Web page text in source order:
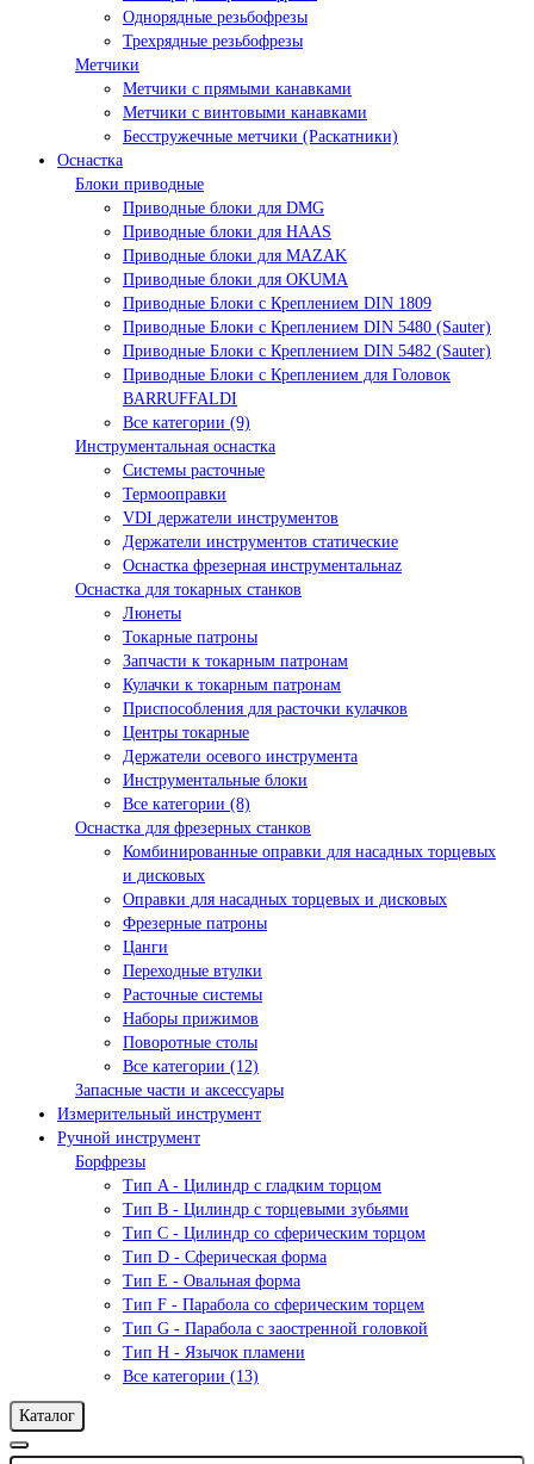
Однорядные резьбофрезы
Трехрядные резьбофрезы
Метчики
Метчики с прямыми канавками
Метчики с винтовыми канавками
Бесстружечные метчики (Раскатники)
Оснастка
Блоки приводные
Приводные блоки для DMG
Приводные блоки для HAAS
Приводные блоки для MAZAK
Приводные блоки для OKUMA
Приводные Блоки с Креплением DIN 1809
Приводные Блоки с Креплением DIN 5480 (Sauter)
Приводные Блоки с Креплением DIN 5482 (Sauter)
Приводные Блоки с Креплением для Головок
BARRUFFALDI
Все категории (9)
Инструментальная оснастка
Системы расточные
Термооправки
VDI держатели инструментов
Держатели инструментов статические
Оснастка фрезерная инструментальнаz
Оснастка для токарных станков
Люнеты
Токарные патроны
Запчасти к токарным патронам
Кулачки к токарным патронам
Приспособления для расточки кулачков
Центры токарные
Держатели осевого инструмента
Инструментальные блоки
Все категории (8)
Оснастка для фрезерных станков
Комбинированные оправки для насадных торцевых
и дисковых
Оправки для насадных торцевых и дисковых
Фрезерные патроны
Цанги
Переходные втулки
Расточные системы
Наборы прижимов
Поворотные столы
Все категории (12)
Запасные части и аксессуары
Измерительный инструмент
Ручной инструмент
Борфрезы
Тип A - Цилиндр с гладким торцом
Тип В - Цилиндр с торцевыми зубьями
Тип С - Цилиндр со сферическим торцом
Тип D - Сферическая форма
Тип Е - Овальная форма
Тип F - Парабола со сферическим торцем
Тип G - Парабола с заостренной головкой
Тип H - Язычок пламени
Все категории (13)
Каталог